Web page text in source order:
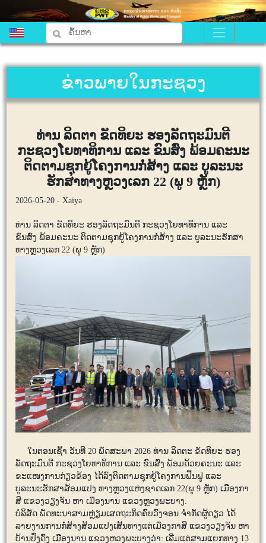
ຂ່າວພາຍໃນກະຊວງ
ທ່ານ ລິດຕາ ຂັດທິຍະ ຮອງລັດຖະມົນຕີ
ກະຊວງໂຍທາທິການ ແລະ ຂົນສົ່ງ ພ້ອມຄະນະ
ຕິດຕາມຊຸກຍູ້ໂຄງການກໍ່ສ້າງ ແລະ ບູລະນະ
ຮັກສາທາງຫຼວງເລກ 22 (ພູ 9 ຫຼັກ)
2026-05-20 - Xaiya
ທ່ານ ລິດຕາ ຂັດທິຍະ ຮອງລັດຖະມົນຕີ ກະຊວງໂຍທາທິການ ແລະ
ຂົນສົ່ງ ພ້ອມຄະນະ ຕິດຕາມຊຸກຍູ້ໂຄງການກໍ່ສ້າງ ແລະ ບູລະນະຮັກສາ
ທາງຫຼວງເລກ 22 (ພູ 9 ຫຼັກ)
ໃນຕອນເຊົ້າ ວັນທີ 20 ພຶດສະພາ 2026 ທ່ານ ລິດຕະ ຂັດທິຍະ ຮອງ
ລັດຖະມົນຕີ ກະຊວງໂຍທາທິການ ແລະ ຂົນສົ່ງ ພ້ອມດ້ວຍຄະນະ ແລະ
ຂະແໜງການກ່ຽວຂ້ອງ ໄດ້ລົງຕິດຕາມຊຸກຍູ້ໂຄງການຟື້ນຟູ ແລະ
ບູລະນະຮັກສາສ້ອມແປງ ທາງຫຼວງແຫ່ງຊາດເລກ 22(ພູ 9 ຫຼັກ) ເມືອງກາ
ສີ ແຂວງວຽງຈັນ ຫາ ເມືອງນານ ແຂວງຫຼວງພະບາງ.
ບໍລິສັດ ພັດທະນາສາມຫຼ່ຽມເສດຖະກິດຄົບວົງຈອນ ຈໍາກັດຜູ້ດຽວ ໄດ້
ລາຍງານການກໍ່ສ້າງສ້ອມແປງເສັ້ນທາງແຕ່ເມືອງກາສີ ແຂວງວຽງຈັນ ຫາ
ບ້ານປົ່ງດົ່ງ ເມືອງນານ ແຂວງຫວງພະບາງວ່າ: ເລີ່ມແຕ່ສາມແຍກທາງ 13